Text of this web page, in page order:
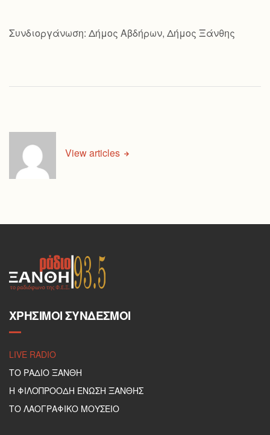
Συνδιοργάνωση: Δήμος Αβδήρων, Δήμος Ξάνθης
View articles
ΧΡΉΣΙΜΟΙ ΣΎΝΔΕΣΜΟΙ
LIVE RADIO
ΤΟ ΡΑΔΙΟ ΞΑΝΘΗ
Η ΦΙΛΟΠΡΟΟΔΗ ΕΝΩΣΗ ΞΑΝΘΗΣ
ΤΟ ΛΑΟΓΡΑΦΙΚΟ ΜΟΥΣΕΙΟ